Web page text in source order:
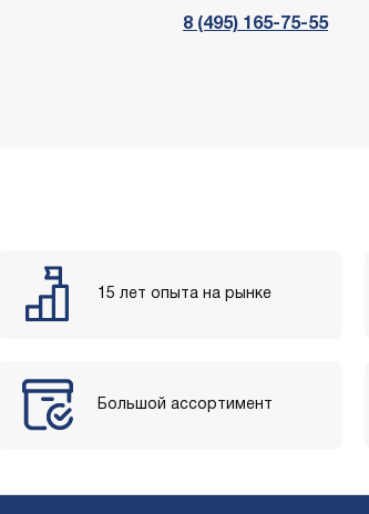
8 (495) 165-75-55
15 лет опыта на рынке
Большой ассортимент